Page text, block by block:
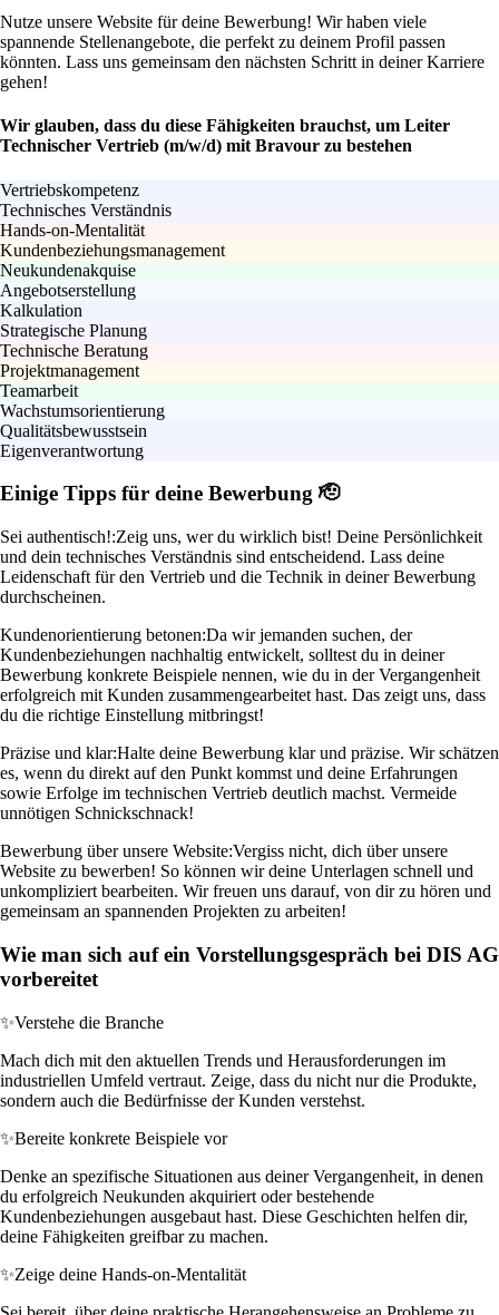
Nutze unsere Website für deine Bewerbung! Wir haben viele
spannende Stellenangebote, die perfekt zu deinem Profil passen
könnten. Lass uns gemeinsam den nächsten Schritt in deiner Karriere
gehen!
Wir glauben, dass du diese Fähigkeiten brauchst, um Leiter
Technischer Vertrieb (m/w/d) mit Bravour zu bestehen
Vertriebskompetenz
Technisches Verständnis
Hands-on-Mentalität
Kundenbeziehungsmanagement
Neukundenakquise
Angebotserstellung
Kalkulation
Strategische Planung
Technische Beratung
Projektmanagement
Teamarbeit
Wachstumsorientierung
Qualitätsbewusstsein
Eigenverantwortung
Einige Tipps für deine Bewerbung 🫡
Sei authentisch!:Zeig uns, wer du wirklich bist! Deine Persönlichkeit
und dein technisches Verständnis sind entscheidend. Lass deine
Leidenschaft für den Vertrieb und die Technik in deiner Bewerbung
durchscheinen.
Kundenorientierung betonen:Da wir jemanden suchen, der
Kundenbeziehungen nachhaltig entwickelt, solltest du in deiner
Bewerbung konkrete Beispiele nennen, wie du in der Vergangenheit
erfolgreich mit Kunden zusammengearbeitet hast. Das zeigt uns, dass
du die richtige Einstellung mitbringst!
Präzise und klar:Halte deine Bewerbung klar und präzise. Wir schätzen
es, wenn du direkt auf den Punkt kommst und deine Erfahrungen
sowie Erfolge im technischen Vertrieb deutlich machst. Vermeide
unnötigen Schnickschnack!
Bewerbung über unsere Website:Vergiss nicht, dich über unsere
Website zu bewerben! So können wir deine Unterlagen schnell und
unkompliziert bearbeiten. Wir freuen uns darauf, von dir zu hören und
gemeinsam an spannenden Projekten zu arbeiten!
Wie man sich auf ein Vorstellungsgespräch bei DIS AG
vorbereitet
✨Verstehe die Branche
Mach dich mit den aktuellen Trends und Herausforderungen im
industriellen Umfeld vertraut. Zeige, dass du nicht nur die Produkte,
sondern auch die Bedürfnisse der Kunden verstehst.
✨Bereite konkrete Beispiele vor
Denke an spezifische Situationen aus deiner Vergangenheit, in denen
du erfolgreich Neukunden akquiriert oder bestehende
Kundenbeziehungen ausgebaut hast. Diese Geschichten helfen dir,
deine Fähigkeiten greifbar zu machen.
✨Zeige deine Hands-on-Mentalität